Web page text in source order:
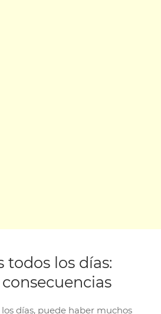
todos los días:
días, puede haber muchos